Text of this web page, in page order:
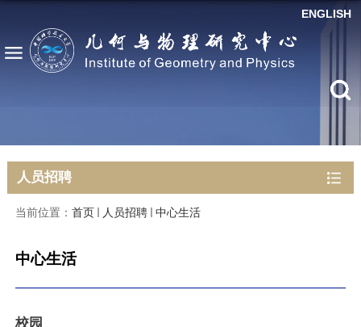
ENGLISH
人员招聘
当前位置： 首页 人员招聘 中心生活
中心生活
校园